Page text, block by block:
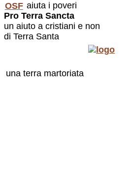
OSF aiuta i poveri
Pro Terra Sancta
un aiuto a cristiani e non
di Terra Santa
una terra martoriata